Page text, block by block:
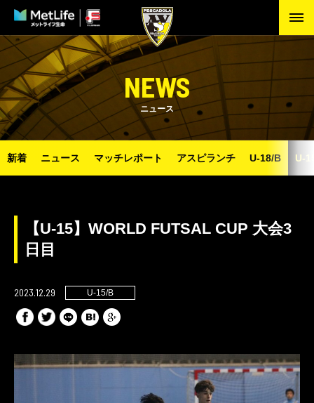
NEWS
ニュース
新着 ニュース マッチレポート アスピランチ U-18/B U-
【U-15】WORLD FUTSAL CUP 大会3
日目
2023.12.29 U-15/B